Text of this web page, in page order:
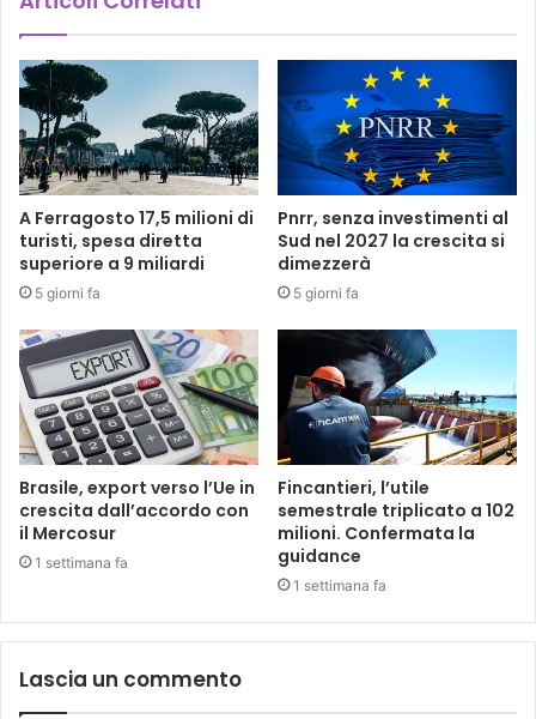
A Ferragosto 17,5 milioni di
turisti, spesa diretta
superiore a 9 miliardi
5 giorni fa
Pnrr, senza investimenti al
Sud nel 2027 la crescita si
dimezzerà
5 giorni fa
Brasile, export verso l’Ue in
crescita dall’accordo con
il Mercosur
1 settimana fa
Fincantieri, l’utile
semestrale triplicato a 102
milioni. Confermata la
guidance
1 settimana fa
Lascia un commento